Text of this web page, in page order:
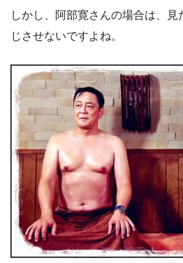
しかし、阿部寛さんの場合は、
じさせないですよね。